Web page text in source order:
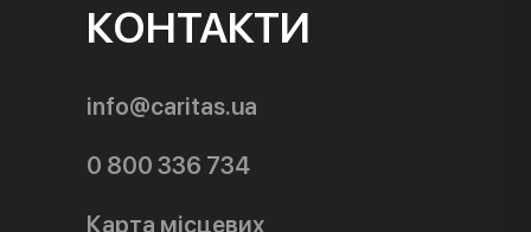
КОНТАКТИ
info@caritas.ua
0 800 336 734
Карта місцевих